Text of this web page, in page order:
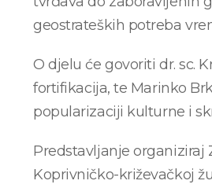
geostrateških potreba
O djelu će govoriti dr. sc.
fortifikacija, te Marinko
popularizaciji kulturne i
Predstavljanje organiziraj
Koprivničko-križevačkoj